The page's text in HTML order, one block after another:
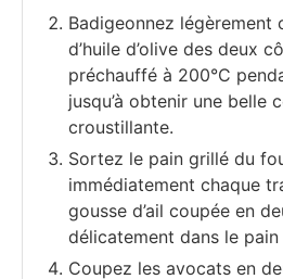
Badigeonnez légèrement
d’huile d’olive des deux
préchauffé à 200°C
jusqu’à obtenir une belle
croustillante.
Sortez le pain grillé du
immédiatement chaque
gousse d’ail coupée en
délicatement dans le
Coupez les avocats en